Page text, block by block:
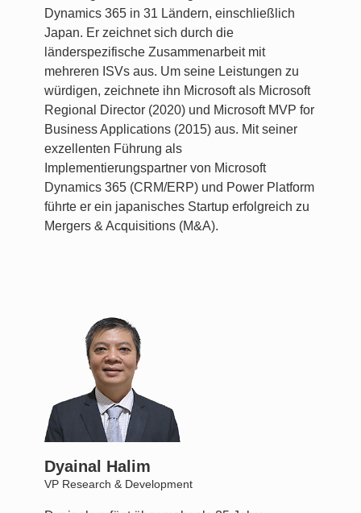
Dynamics 365 in 31 Ländern, einschließlich
Japan. Er zeichnet sich durch die
länderspezifische Zusammenarbeit mit
mehreren ISVs aus. Um seine Leistungen zu
würdigen, zeichnete ihn Microsoft als Microsoft
Regional Director (2020) und Microsoft MVP for
Business Applications (2015) aus. Mit seiner
exzellenten Führung als
Implementierungspartner von Microsoft
Dynamics 365 (CRM/ERP) und Power Platform
führte er ein japanisches Startup erfolgreich zu
Mergers & Acquisitions (M&A).
Dyainal Halim
VP Research & Development